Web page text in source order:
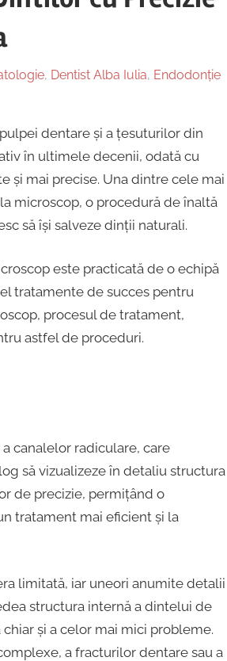
, Dentist Alba Iulia, Endodonție
dentare și a țesuturilor din
în ultimele decenii, odată cu
și mai precise. Una dintre cele mai
microscop, o procedură de înaltă
să își salveze dinții naturali.
este practicată de o echipă
tratamente de succes pentru
procesul de tratament,
astfel de proceduri.
canalelor radiculare, care
să vizualizeze în detaliu structura
de precizie, permițând o
tratament mai eficient și la
limitată, iar uneori anumite detalii
structura internă a dintelui de
și a celor mai mici probleme.
a fracturilor dentare sau a